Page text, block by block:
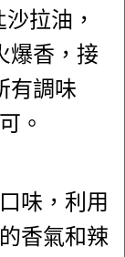
拉油，
爆香，接
有調味
。
味，利用
香氣和辣